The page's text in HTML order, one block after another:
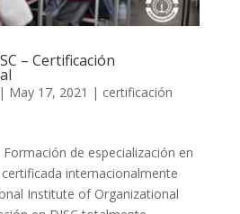
– Certificación
| May 17, 2021 | certificación
de especialización en
internacionalmente
Institute of Organizational